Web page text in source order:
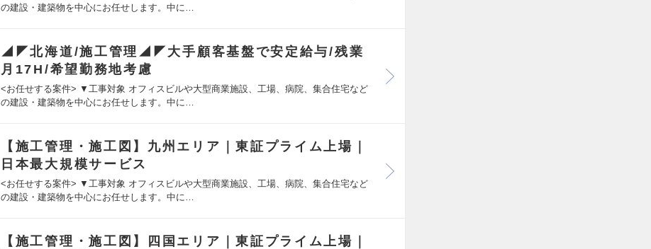
の建設・建築物を中心にお任せします。中に…
◢◤北海道/施工管理◢◤大手顧客基盤で安定給与/残業
月17H/希望勤務地考慮
<お任せする案件> ▼工事対象 オフィスビルや大型商業施設、工場、病院、集合住宅など
の建設・建築物を中心にお任せします。中に…
【施工管理・施工図】九州エリア｜東証プライム上場｜
日本最大規模サービス
<お任せする案件> ▼工事対象 オフィスビルや大型商業施設、工場、病院、集合住宅など
の建設・建築物を中心にお任せします。中に…
【施工管理・施工図】四国エリア｜東証プライム上場｜